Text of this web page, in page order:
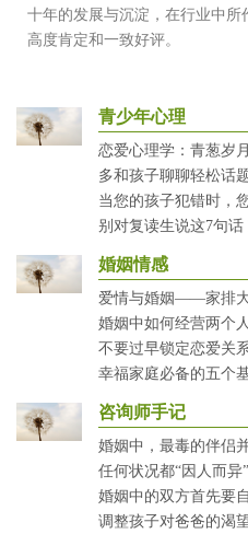
十年的发展与沉淀，在行业中
高度肯定和一致好评。
青少年心理
恋爱心理学：青葱岁
多和孩子聊聊轻松话
当您的孩子犯错时，
别对复读生说这7句
婚姻情感
爱情与婚姻——家排
婚姻中如何经营两个
不要过早锁定恋爱关
幸福家庭必备的五个
咨询师手记
婚姻中，最毒的伴侣
任何状况都“因人而异”
婚姻中的双方首先要
调整孩子对爸爸的渴